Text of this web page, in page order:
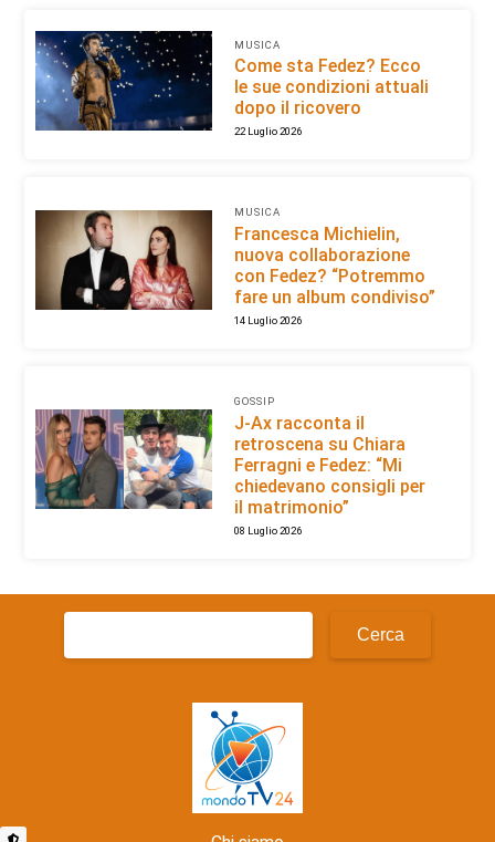
MUSICA
Come sta Fedez? Ecco
le sue condizioni attuali
dopo il ricovero
22 Luglio 2026
MUSICA
Francesca Michielin,
nuova collaborazione
con Fedez? “Potremmo
fare un album condiviso”
14 Luglio 2026
GOSSIP
J-Ax racconta il
retroscena su Chiara
Ferragni e Fedez: “Mi
chiedevano consigli per
il matrimonio”
08 Luglio 2026
Ricerca